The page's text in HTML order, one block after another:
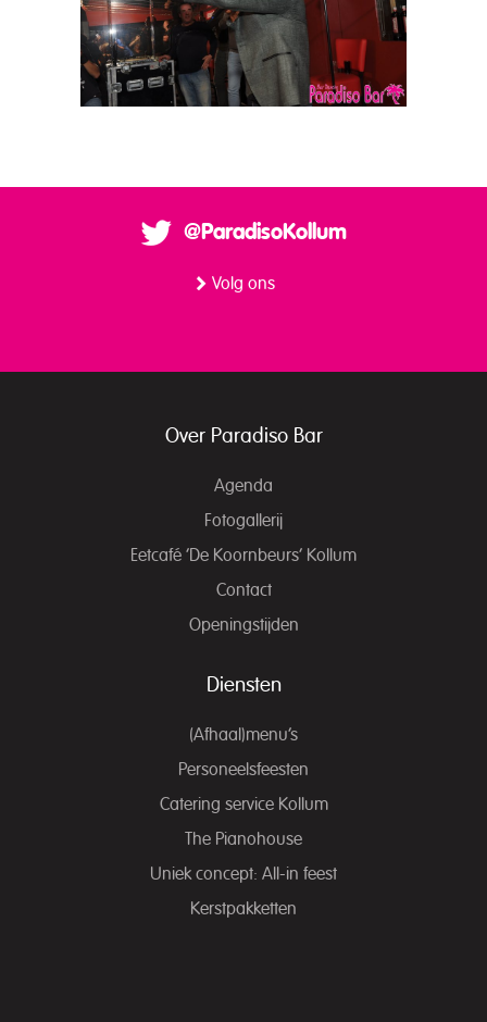
@ParadisoKollum
Volg ons
Over Paradiso Bar
Agenda
Fotogallerij
Eetcafé ‘De Koornbeurs’ Kollum
Contact
Openingstijden
Diensten
(Afhaal)menu’s
Personeelsfeesten
Catering service Kollum
The Pianohouse
Uniek concept: All-in feest
Kerstpakketten